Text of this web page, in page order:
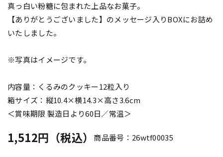
真っ白い粉糖に包まれた上品なお菓子。
【ありがとうございました】のメッセージ入りBOXにお詰め
いたしました。
※写真はイメージです。
内容量：くるみのクッキー12粒入り
箱サイズ：縦10.4×横14.3×高さ3.6cm
＜賞味期限 製造日より60日／常温＞
1,512円（税込） 商品番号：26wtf00035